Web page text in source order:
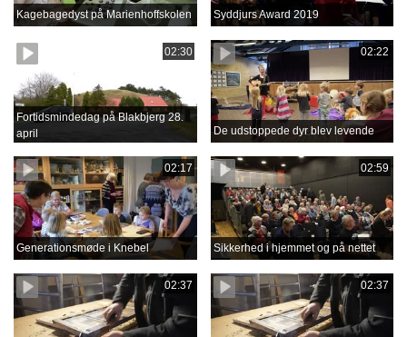
Kagebagedyst på Marienhoffskolen Syddjurs Award 2019
02:30
Fortidsmindedag på Blakbjerg 28.
april
02:22
De udstoppede dyr blev levende
02:17
Generationsmøde i Knebel
02:59
Sikkerhed i hjemmet og på nettet
02:37 02:37